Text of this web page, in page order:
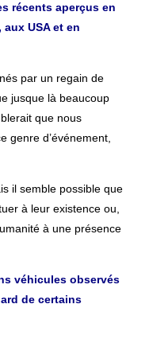
récents aperçus en
USA et en
par un regain de
jusque là beaucoup
que nous
genre d’événement,
il semble possible que
à leur existence ou,
à une présence
véhicules observés
de certains